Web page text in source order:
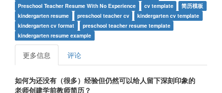
Preschool Teacher Resume With No Experience
cv template
简历模板
kindergarten resume
preschool teacher cv
kindergarten cv template
kindergarten cv format
preschool teacher resume template
kindergarten resume example
更多信息 评论
如何为还没有（很多）经验但仍然可以给人留下深刻印象的
老师创建学前教师简历？